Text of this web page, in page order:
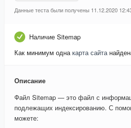
Данные теста были получены 11.12.2020
Наличие Sitemap
Как минимум однакарта сайта
Описание
Файл Sitemap — это файл с
подлежащих индексированию. С
можете: